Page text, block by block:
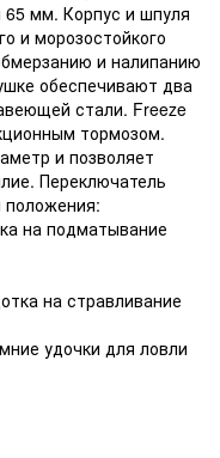
мм. Корпус и шпуля
и морозостойкого
и налипанию
обеспечивают два
стали. Freeze
тормозом.
и позволяет
Переключатель
на подматывание
на стравливание
удочки для ловли